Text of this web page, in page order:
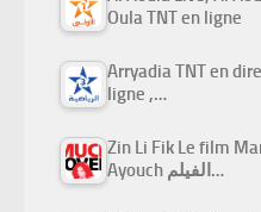
Oula TNT en ligne
Arryadia TNT en
ligne ,…
Zin Li Fik Le film
Ayouch الفيلم…